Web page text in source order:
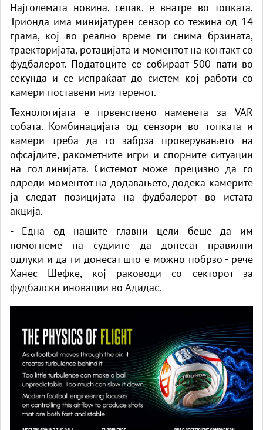
Најголемата новина, сепак, е внатре во топката.
Трионда има минијатурен сензор со тежина од 14
грама, кој во реално време ги снима брзината,
траекторијата, ротацијата и моментот на контакт со
фудбалерот. Податоците се собираат 500 пати во
секунда и се испраќаат до систем кој работи со
камери поставени низ теренот.
Технологијата е првенствено наменета за VAR
собата. Комбинацијата од сензори во топката и
камери треба да го забрза проверувањето на
офсајдите, ракометните игри и спорните ситуации
на гол-линијата. Системот може прецизно да го
одреди моментот на додавањето, додека камерите
ја следат позицијата на фудбалерот во истата
акција.
- Една од нашите главни цели беше да им
помогнеме на судиите да донесат правилни
одлуки и да ги донесат што е можно побрзо - рече
Ханес Шефке, кој раководи со секторот за
фудбалски иновации во Адидас.